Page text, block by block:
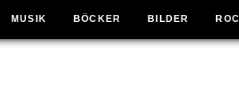
MUSIK BÖCKER BILDER